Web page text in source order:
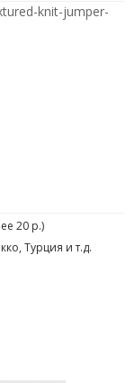
knit-jumper-
20 р.)
Турция и т.д.